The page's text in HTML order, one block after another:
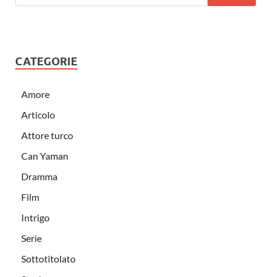
CATEGORIE
Amore
Articolo
Attore turco
Can Yaman
Dramma
Film
Intrigo
Serie
Sottotitolato